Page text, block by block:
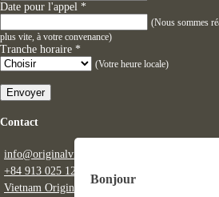
Date pour l'appel *
(Nous sommes
plus vite, à votre convenance)
Tranche horaire *
(Votre heure locale)
Envoyer
Contact
info@originalvietnam.com
+84 913 025 122 (WhatsApp, français et
Vietnam Original Vietnam (messenger)
Bonjour